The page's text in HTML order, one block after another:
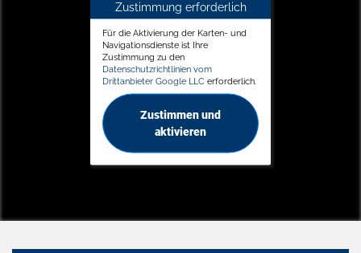
Zustimmung erforderlich
Für die Aktivierung der Karten- und
Navigationsdienste ist Ihre
Zustimmung zu den
Datenschutzrichtlinien vom
Drittanbieter Google LLC erforderlich.
Zustimmen und
aktivieren